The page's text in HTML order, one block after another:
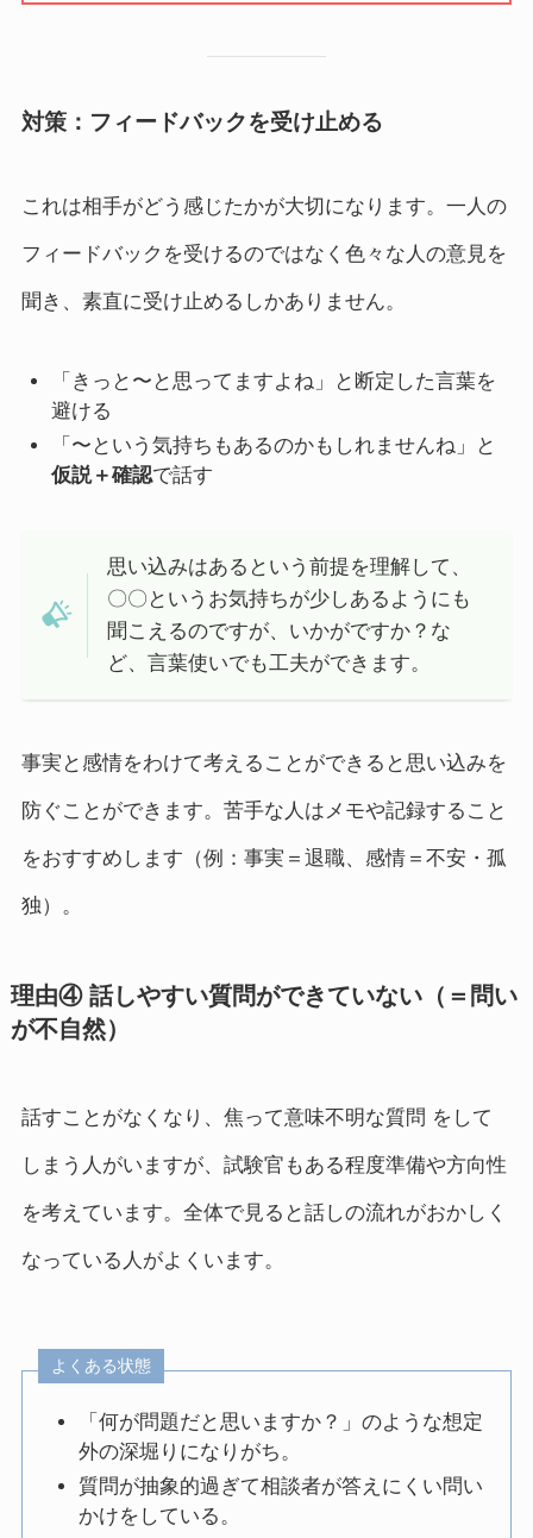
対策：フィードバックを受け止める
これは相手がどう感じたかが大切になります。一人の
フィードバックを受けるのではなく色々な人の意見を
聞き、素直に受け止めるしかありません。
「きっと〜と思ってますよね」と断定した言葉を
避ける
「〜という気持ちもあるのかもしれませんね」と
仮説＋確認で話す
思い込みはあるという前提を理解して、
〇〇というお気持ちが少しあるようにも
聞こえるのですが、いかがですか？な
ど、言葉使いでも工夫ができます。
事実と感情をわけて考えることができると思い込みを
防ぐことができます。苦手な人はメモや記録すること
をおすすめします（例：事実＝退職、感情＝不安・孤
独）。
理由④ 話しやすい質問ができていない（＝問い
が不自然）
話すことがなくなり、焦って意味不明な質問 をして
しまう人がいますが、試験官もある程度準備や方向性
を考えています。全体で見ると話しの流れがおかしく
なっている人がよくいます。
よくある状態
「何が問題だと思いますか？」のような想定
外の深堀りになりがち。
質問が抽象的過ぎて相談者が答えにくい問い
かけをしている。